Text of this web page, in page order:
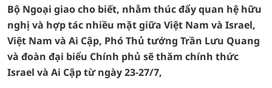
Bộ Ngoại giao cho biết, nhằm thúc đẩy quan hệ hữu
nghị và hợp tác nhiều mặt giữa Việt Nam và Israel,
Việt Nam và Ai Cập, Phó Thủ tướng Trần Lưu Quang
và đoàn đại biểu Chính phủ sẽ thăm chính thức
Israel và Ai Cập từ ngày 23-27/7,